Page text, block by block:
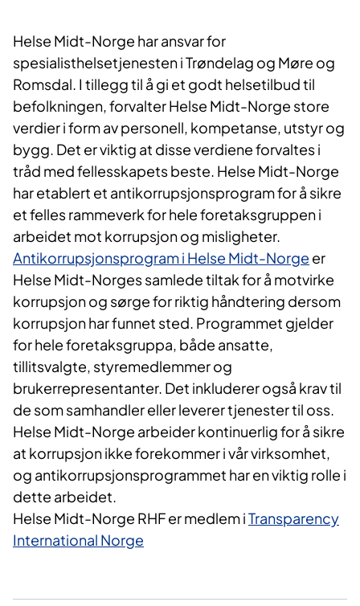
Helse Midt-Norge har ansvar for
spesialisthelsetjenesten i Trøndelag og Møre og
Romsdal. I tillegg til å gi et godt helsetilbud til
befolkningen, forvalter Helse Midt-Norge store
verdier i form av personell, kompetanse, utstyr og
bygg. Det er viktig at disse verdiene forvaltes i
tråd med fellesskapets beste. Helse Midt-Norge
har etablert et antikorrupsjonsprogram for å sikre
et felles rammeverk for hele foretaksgruppen i
arbeidet mot korrupsjon og misligheter.
Antikorrupsjonsprogram i Helse Midt-Norge er
Helse Midt-Norges samlede tiltak for å motvirke
korrupsjon og sørge for riktig håndtering dersom
korrupsjon har funnet sted. Programmet gjelder
for hele foretaksgruppa, både ansatte,
tillitsvalgte, styremedlemmer og
brukerrepresentanter. Det inkluderer også krav til
de som samhandler eller leverer tjenester til oss.
Helse Midt-Norge arbeider kontinuerlig for å sikre
at korrupsjon ikke forekommer i vår virksomhet,
og antikorrupsjonsprogrammet har en viktig rolle i
dette arbeidet.
Helse Midt-Norge RHF er medlem iTransparency
International Norge